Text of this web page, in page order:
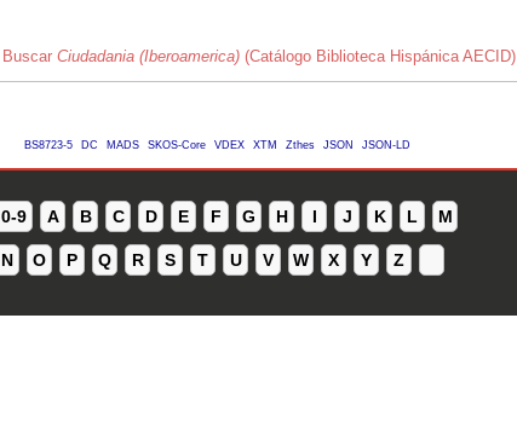
Buscar Ciudadania (Iberoamerica) (Catálogo Biblioteca Hispánica AECID)
BS8723-5 DC MADS SKOS-Core VDEX XTM Zthes JSON JSON-LD
0-9 A B C D E F G H I J K L M
N O P Q R S T U V W X Y Z